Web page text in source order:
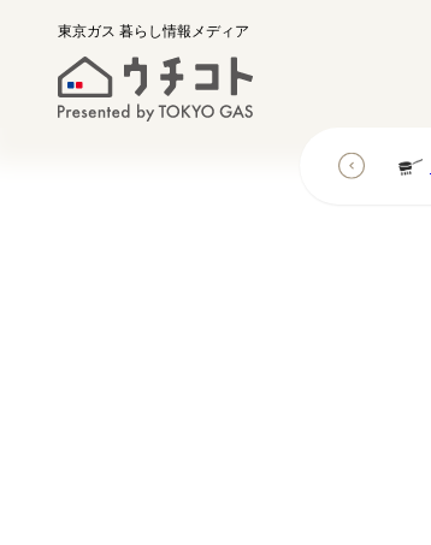
東京ガス 暮らし情報メディア
レシピ